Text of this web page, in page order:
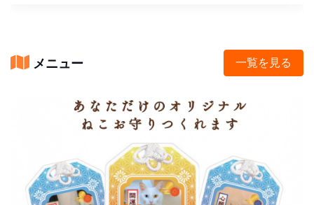
メニュー 一覧を見る